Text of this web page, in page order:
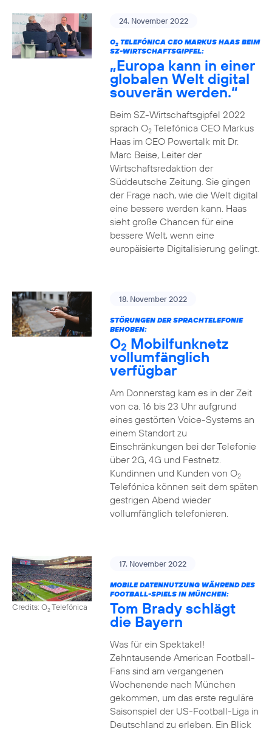
24. November 2022
O2TELEFÓNICA CEO MARKUS HAAS BEIM
SZ-WIRTSCHAFTSGIPFEL:
„Europa kann in einer
globalen Welt digital
souverän werden.“
Beim SZ-Wirtschaftsgipfel 2022
sprach O2Telefónica CEO Markus
Haas im CEO Powertalk mit Dr.
Marc Beise, Leiter der
Wirtschaftsredaktion der
Süddeutsche Zeitung. Sie gingen
der Frage nach, wie die Welt digital
eine bessere werden kann. Haas
sieht große Chancen für eine
bessere Welt, wenn eine
europäisierte Digitalisierung gelingt.
18. November 2022
STÖRUNGEN DER SPRACHTELEFONIE
BEHOBEN:
O2 Mobilfunknetz
vollumfänglich
verfügbar
Am Donnerstag kam es in der Zeit
von ca. 16 bis 23 Uhr aufgrund
eines gestörten Voice-Systems an
einem Standort zu
Einschränkungen bei der Telefonie
über 2G, 4G und Festnetz.
Kundinnen und Kunden von O2
Telefónica können seit dem späten
gestrigen Abend wieder
vollumfänglich telefonieren.
Credits: O2Telefónica
17. November 2022
MOBILE DATENNUTZUNG WÄHREND DES
FOOTBALL-SPIELS IN MÜNCHEN:
Tom Brady schlägt
die Bayern
Was für ein Spektakel!
Zehntausende American Football-
Fans sind am vergangenen
Wochenende nach München
gekommen, um das erste reguläre
Saisonspiel der US-Football-Liga in
Deutschland zu erleben. Ein Blick